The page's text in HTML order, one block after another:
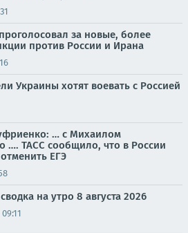
за новые, более
против России и Ирана
Украины хотят воевать с Россией
… с Михаилом
…. ТАСС сообщило, что в России
ЕГЭ
на утро 8 августа 2026
09:11